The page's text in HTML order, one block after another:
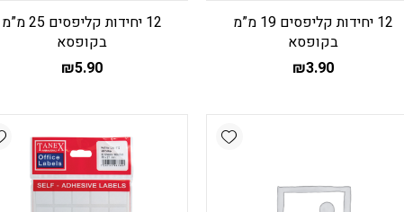
12 יחידות קליפסים 19 מ”מ
בקופסא
₪3.90
12 יחידות קליפסים 25 מ”מ
בקופסא
₪5.90
Add wishlist